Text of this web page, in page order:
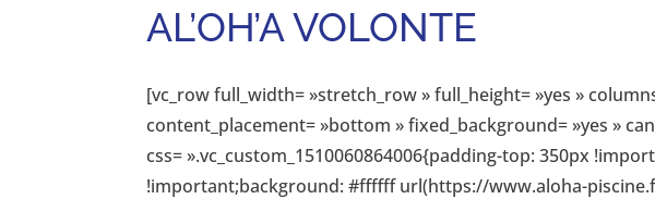
AL’OH’A VOLONTE
[vc_row full_width= »stretch_row » full_height= »yes »
content_placement= »bottom » fixed_background= »yes »
css= ».vc_custom_1510060864006{padding-top: 350px
!important;background: #ffffff url(https://www.aloha-